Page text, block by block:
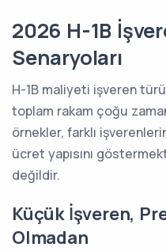
2026 H-1B
Senaryoları
H-1B maliyeti işveren
toplam rakam çoğu zaman
örnekler, farklı
ücret yapısını
değildir.
Küçük İşveren,
Olmadan